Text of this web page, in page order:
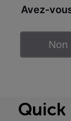
Avez-
Non
Quick